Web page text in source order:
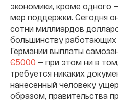
экономики, кроме одного
мер поддержки. Сегодня
сотни миллиардов
большинству работающих
Германии выплаты
Є5000 — при этом ни в
требуется никаких
нанесенный человеку
образом, правительства